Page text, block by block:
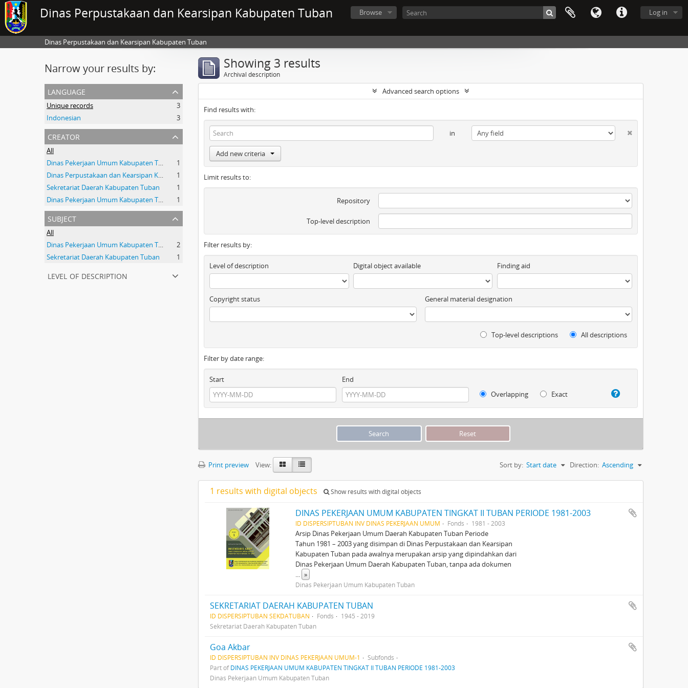
Dinas Perpustakaan dan Kearsipan Kabupaten Tuban Log in
Browse
Dinas Perpustakaan dan Kearsipan Kabupaten Tuban
Narrow your results by:
language
Unique records
3
Indonesian
3
creator
All
Dinas Pekerjaan Umum Kabupaten Tuban
1
Dinas Perpustakaan dan Kearsipan Kab.Tuban
1
Sekretariat Daerah Kabupaten Tuban
1
Dinas Pekerjaan Umum Kabupaten Tuban
1
subject
All
Dinas Pekerjaan Umum Kabupaten Tuban
2
Sekretariat Daerah Kabupaten Tuban
1
level of description
Showing 3 results
Archival description
Advanced search options
Find results with:
in
Add new criteria
Limit results to:
Repository
Top-level description
Filter results by:
Level of description Digital object available Finding aid
Copyright status General material designation
Top-level descriptions All descriptions
Filter by date range:
Start
End
Overlapping
Exact
Print preview View: Sort by: Start date Direction: Ascending
1 results with digital objects Show results with digital objects
DINAS PEKERJAAN UMUM KABUPATEN TINGKAT II TUBAN PERIODE 1981-2003
ID DISPERSIPTUBAN INV DINAS PEKERJAAN UMUM Fonds 1981 - 2003
Arsip Dinas Pekerjaan Umum Daerah Kabupaten Tuban Periode
Tahun 1981 – 2003 yang disimpan di Dinas Perpustakaan dan Kearsipan
Kabupaten Tuban pada awalnya merupakan arsip yang dipindahkan dari
Dinas Pekerjaan Umum Daerah Kabupaten Tuban, tanpa ada dokumen
... »
Dinas Pekerjaan Umum Kabupaten Tuban
SEKRETARIAT DAERAH KABUPATEN TUBAN
ID DISPERSIPTUBAN SEKDATUBAN Fonds
1945 - 2019
Sekretariat Daerah Kabupaten Tuban
Goa Akbar
ID DISPERSIPTUBAN INV DINAS PEKERJAAN UMUM-1
Subfonds
Part ofDINAS PEKERJAAN UMUM KABUPATEN TINGKAT II TUBAN PERIODE 1981-2003
Dinas Pekerjaan Umum Kabupaten Tuban